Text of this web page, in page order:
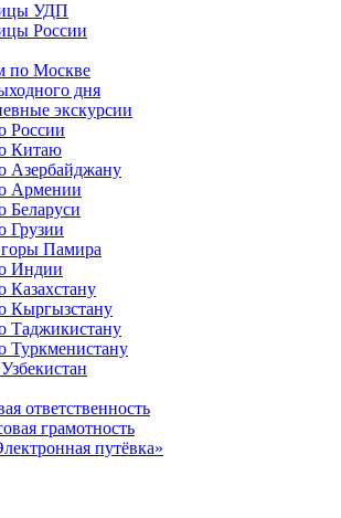
УДП
России
по Москве
дня
экскурсии
России
Китаю
Азербайджану
Армении
Беларуси
Грузии
Памира
Индии
Казахстану
Кыргызстану
Таджикистану
Туркменистану
ответственность
грамотность
путёвка»